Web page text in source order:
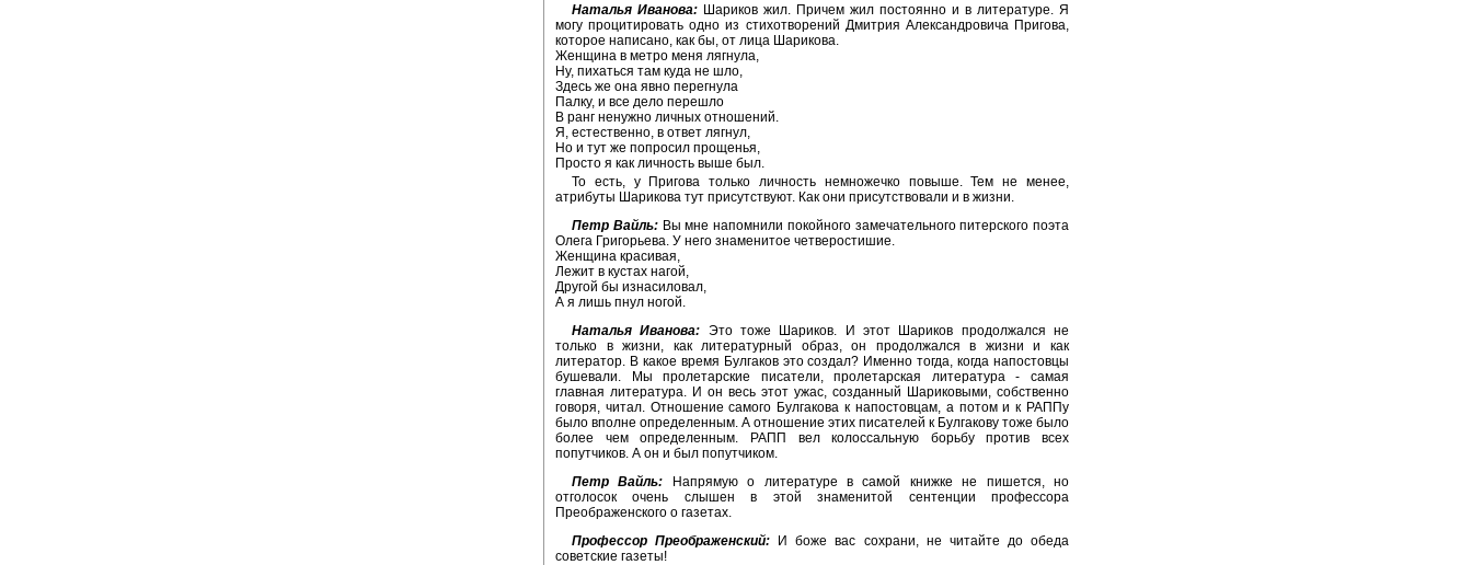
Наталья Иванова: Шариков жил. Причем жил постоянно и в литературе. Я
могу процитировать одно из стихотворений Дмитрия Александровича Пригова,
которое написано, как бы, от лица Шарикова.
Женщина в метро меня лягнула,
Ну, пихаться там куда не шло,
Здесь же она явно перегнула
Палку, и все дело перешло
В ранг ненужно личных отношений.
Я, естественно, в ответ лягнул,
Но и тут же попросил прощенья,
Просто я как личность выше был.
То есть, у Пригова только личность немножечко повыше. Тем не менее,
атрибуты Шарикова тут присутствуют. Как они присутствовали и в жизни.
Петр Вайль:Вы мне напомнили покойного замечательного питерского поэта
Олега Григорьева. У него знаменитое четверостишие.
Женщина красивая,
Лежит в кустах нагой,
Другой бы изнасиловал,
А я лишь пнул ногой.
Наталья Иванова: Это тоже Шариков. И этот Шариков продолжался не
только в жизни, как литературный образ, он продолжался в жизни и как
литератор. В какое время Булгаков это создал? Именно тогда, когда напостовцы
бушевали. Мы пролетарские писатели, пролетарская литература - самая
главная литература. И он весь этот ужас, созданный Шариковыми, собственно
говоря, читал. Отношение самого Булгакова к напостовцам, а потом и к РАППу
было вполне определенным. А отношение этих писателей к Булгакову тоже было
более чем определенным. РАПП вел колоссальную борьбу против всех
попутчиков. А он и был попутчиком.
Петр Вайль: Напрямую о литературе в самой книжке не пишется, но
отголосок очень слышен в этой знаменитой сентенции профессора
Преображенского о газетах.
Профессор Преображенский: И боже вас сохрани, не читайте до обеда
советские газеты!